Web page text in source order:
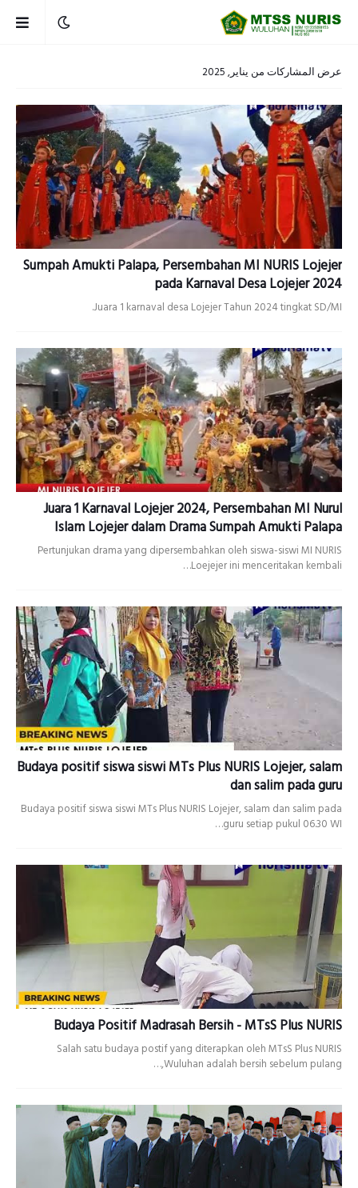
عرض المشاركات من يناير, 2025
Sumpah Amukti Palapa, Persembahan MI NURIS Lojejer
pada Karnaval Desa Lojejer 2024
Juara 1 karnaval desa Lojejer Tahun 2024 tingkat SD/MI.
Juara 1 Karnaval Lojejer 2024, Persembahan MI Nurul
Islam Lojejer dalam Drama Sumpah Amukti Palapa
Pertunjukan drama yang dipersembahkan oleh siswa-siswi MI NURIS
Loejejer ini menceritakan kembali…
Budaya positif siswa siswi MTs Plus NURIS Lojejer, salam
dan salim pada guru
Budaya positif siswa siswi MTs Plus NURIS Lojejer, salam dan salim pada
guru setiap pukul 06.30 WI…
Budaya Positif Madrasah Bersih - MTsS Plus NURIS
Salah satu budaya postif yang diterapkan oleh MTsS Plus NURIS
Wuluhan adalah bersih sebelum pulang,…